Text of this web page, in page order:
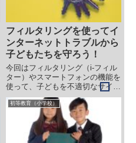
フィルタリングを使ってイ
ンターネットトラブルから
子どもたちを守ろう！
今回はフィルタリング（i-フィル
ター）やスマートフォンの機能を
使って、子どもを不適切なサイト
やアプリから守る方法や、使った
履歴をチェックしたり、使わない
時間を設定したりする方法につい
てiPhone、Androidそれぞれを例
に説明しています。
初等教育（小学校）